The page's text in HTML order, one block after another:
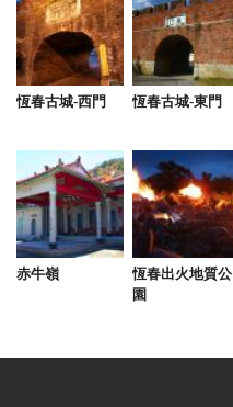
恆春古城-西門 恆春古城-東門
赤牛嶺
恆春出火地質公
園